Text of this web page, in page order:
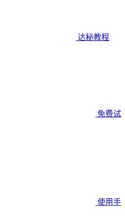
达秘教程
免费试
使用手